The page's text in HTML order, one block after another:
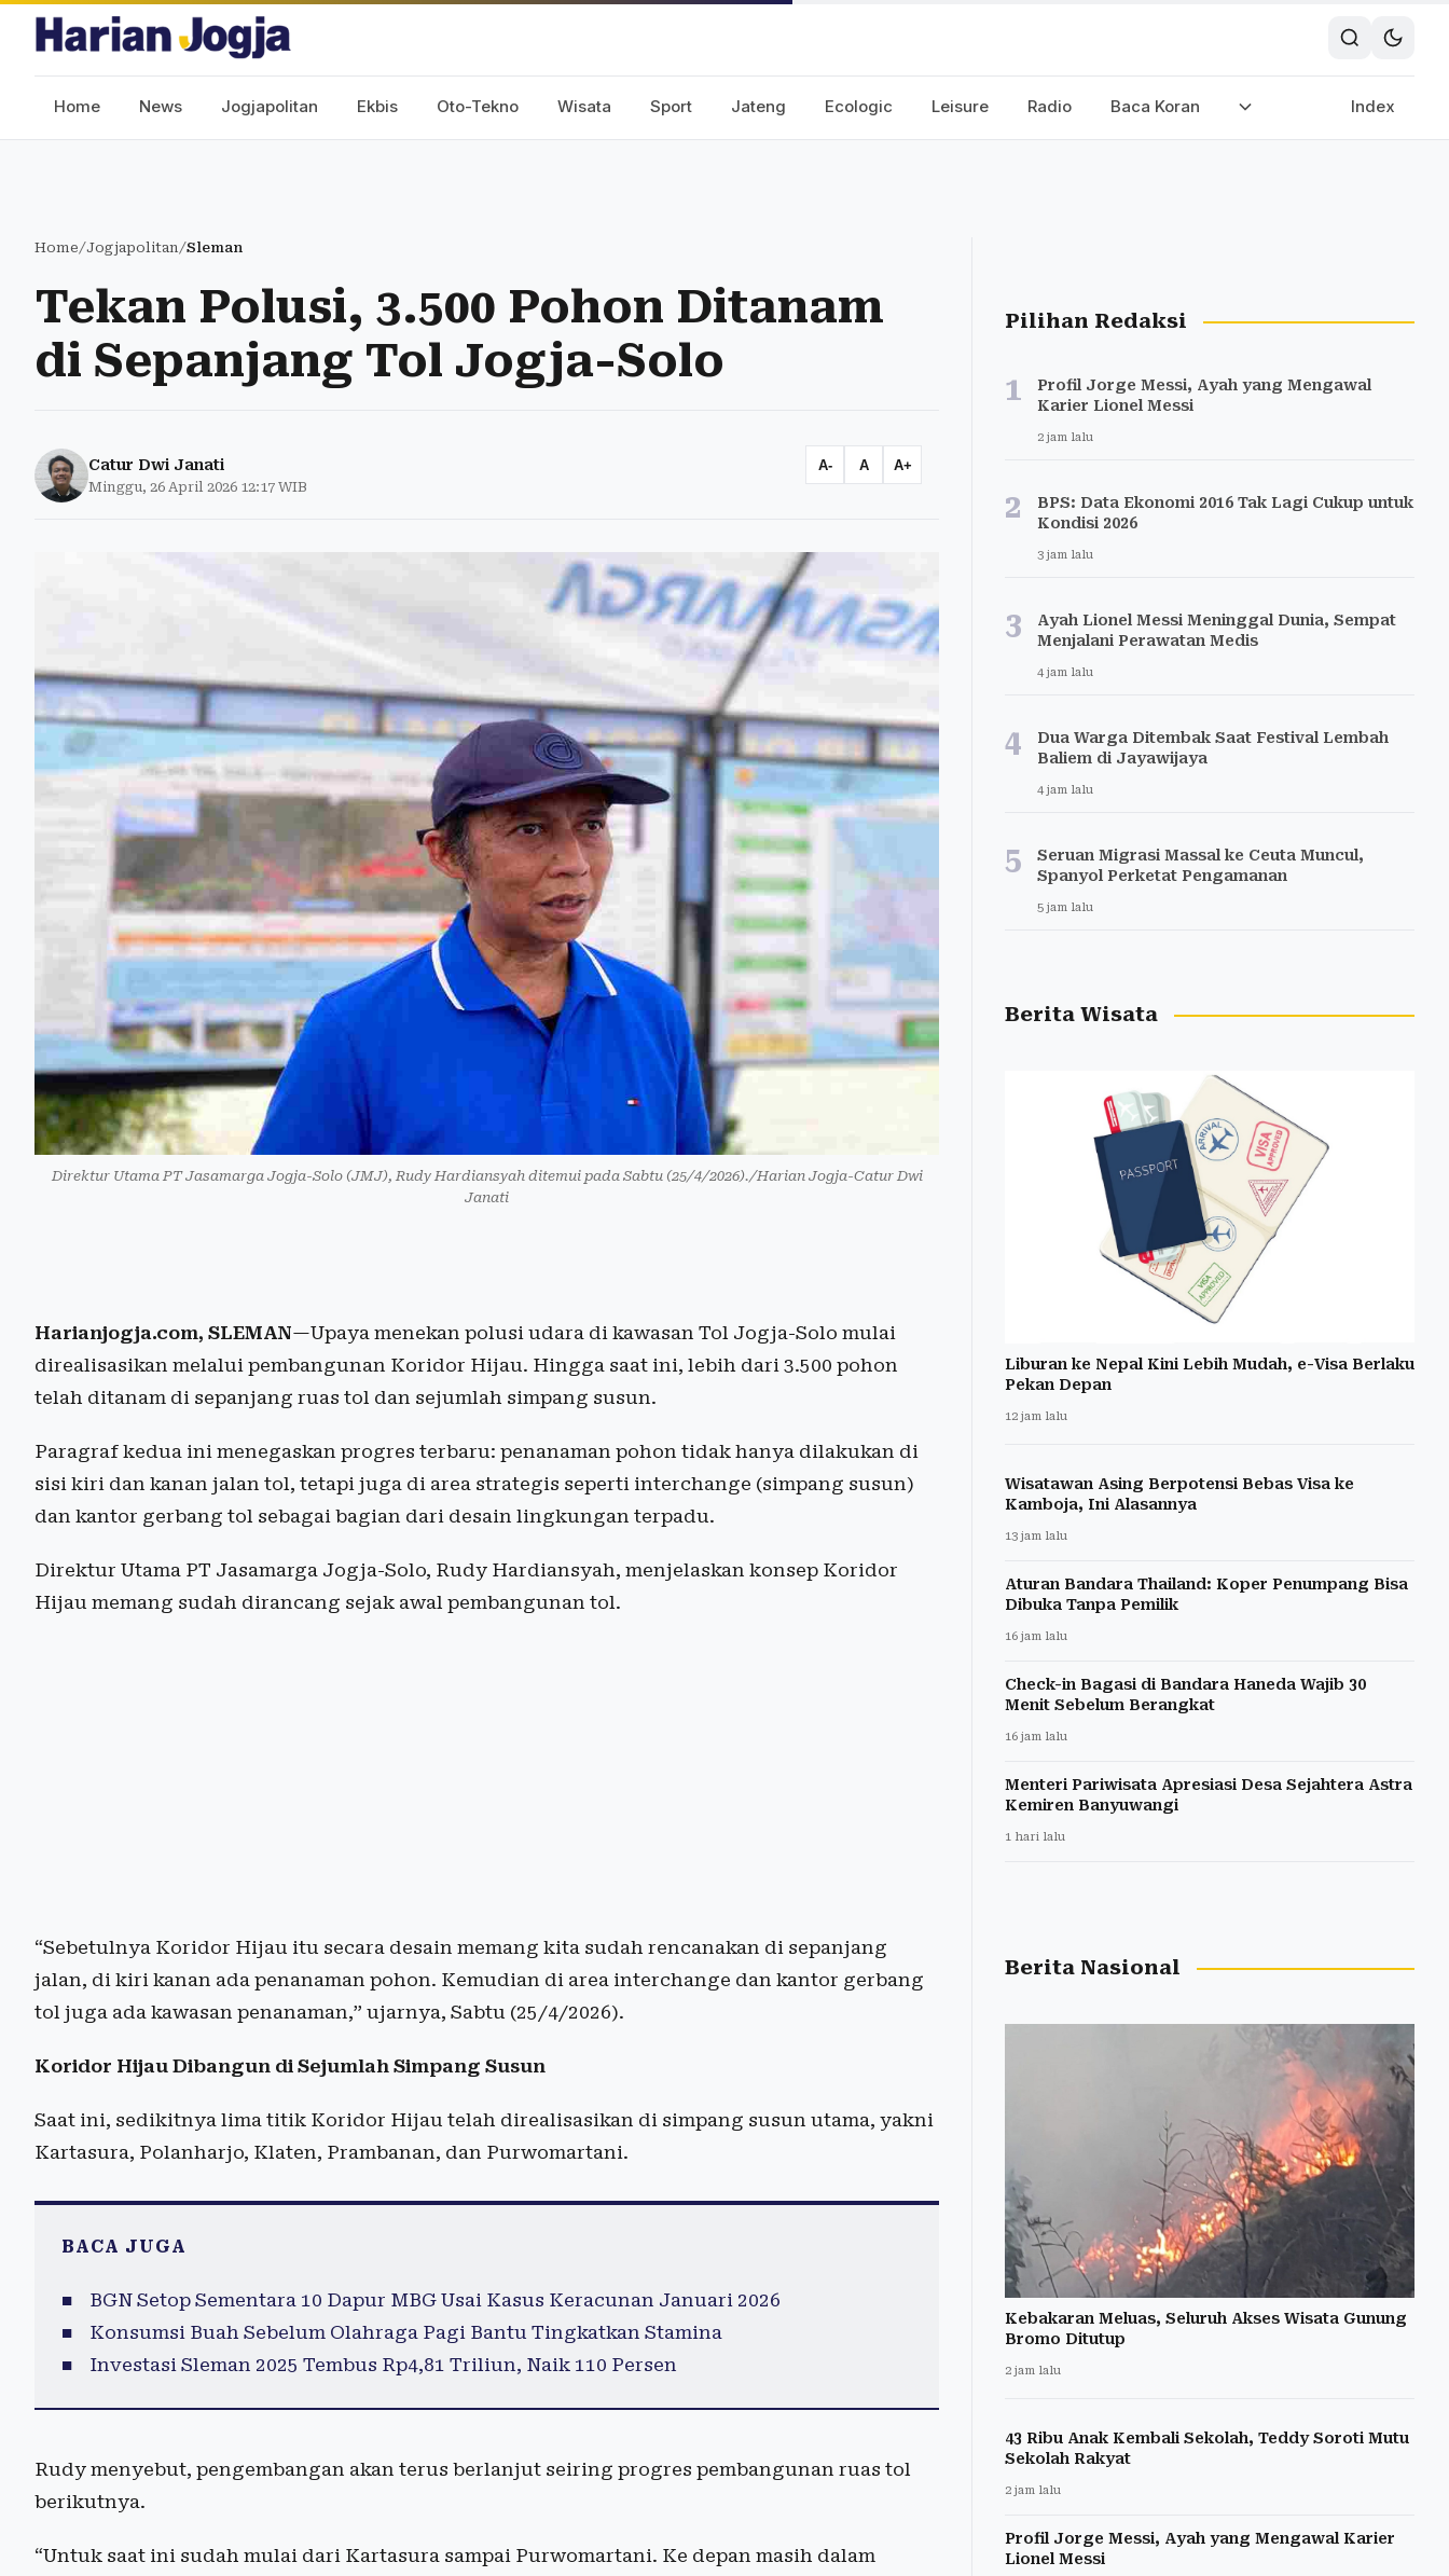
Home News Jogjapolitan Ekbis Oto-Tekno Wisata Sport Jateng Ecologic Leisure Radio Baca Koran Index
Home/Jogjapolitan/Sleman
Tekan Polusi, 3.500 Pohon Ditanam
di Sepanjang Tol Jogja-Solo
Catur Dwi Janati
Minggu, 26 April 2026 12:17 WIB
A- A A+
Direktur Utama PT Jasamarga Jogja-Solo (JMJ), Rudy Hardiansyah ditemui pada Sabtu (25/4/2026)./Harian Jogja-Catur Dwi
Janati
Harianjogja.com, SLEMAN—Upaya menekan polusi udara di kawasan Tol Jogja-Solo mulai
direalisasikan melalui pembangunan Koridor Hijau. Hingga saat ini, lebih dari 3.500 pohon
telah ditanam di sepanjang ruas tol dan sejumlah simpang susun.
Paragraf kedua ini menegaskan progres terbaru: penanaman pohon tidak hanya dilakukan di
sisi kiri dan kanan jalan tol, tetapi juga di area strategis seperti interchange (simpang susun)
dan kantor gerbang tol sebagai bagian dari desain lingkungan terpadu.
Direktur Utama PT Jasamarga Jogja-Solo, Rudy Hardiansyah, menjelaskan konsep Koridor
Hijau memang sudah dirancang sejak awal pembangunan tol.
“Sebetulnya Koridor Hijau itu secara desain memang kita sudah rencanakan di sepanjang
jalan, di kiri kanan ada penanaman pohon. Kemudian di area interchange dan kantor gerbang
tol juga ada kawasan penanaman,” ujarnya, Sabtu (25/4/2026).
Koridor Hijau Dibangun di Sejumlah Simpang Susun
Saat ini, sedikitnya lima titik Koridor Hijau telah direalisasikan di simpang susun utama, yakni
Kartasura, Polanharjo, Klaten, Prambanan, dan Purwomartani.
BACA JUGA
BGN Setop Sementara 10 Dapur MBG Usai Kasus Keracunan Januari 2026
Konsumsi Buah Sebelum Olahraga Pagi Bantu Tingkatkan Stamina
Investasi Sleman 2025 Tembus Rp4,81 Triliun, Naik 110 Persen
Rudy menyebut, pengembangan akan terus berlanjut seiring progres pembangunan ruas tol
berikutnya.
“Untuk saat ini sudah mulai dari Kartasura sampai Purwomartani. Ke depan masih dalam
Pilihan Redaksi
1
Profil Jorge Messi, Ayah yang Mengawal
Karier Lionel Messi
2 jam lalu
2
BPS: Data Ekonomi 2016 Tak Lagi Cukup untuk
Kondisi 2026
3 jam lalu
3
Ayah Lionel Messi Meninggal Dunia, Sempat
Menjalani Perawatan Medis
4 jam lalu
4
Dua Warga Ditembak Saat Festival Lembah
Baliem di Jayawijaya
4 jam lalu
5
Seruan Migrasi Massal ke Ceuta Muncul,
Spanyol Perketat Pengamanan
5 jam lalu
Berita Wisata
Liburan ke Nepal Kini Lebih Mudah, e-Visa Berlaku
Pekan Depan
12 jam lalu
Wisatawan Asing Berpotensi Bebas Visa ke
Kamboja, Ini Alasannya
13 jam lalu
Aturan Bandara Thailand: Koper Penumpang Bisa
Dibuka Tanpa Pemilik
16 jam lalu
Check-in Bagasi di Bandara Haneda Wajib 30
Menit Sebelum Berangkat
16 jam lalu
Menteri Pariwisata Apresiasi Desa Sejahtera Astra
Kemiren Banyuwangi
1 hari lalu
Berita Nasional
Kebakaran Meluas, Seluruh Akses Wisata Gunung
Bromo Ditutup
2 jam lalu
43 Ribu Anak Kembali Sekolah, Teddy Soroti Mutu
Sekolah Rakyat
2 jam lalu
Profil Jorge Messi, Ayah yang Mengawal Karier
Lionel Messi